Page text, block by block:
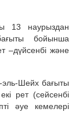
13 наурыздан
бойынша
–дүйсенбі және
Шейх бағыты
рет (сейсенбі
әуе кемелері